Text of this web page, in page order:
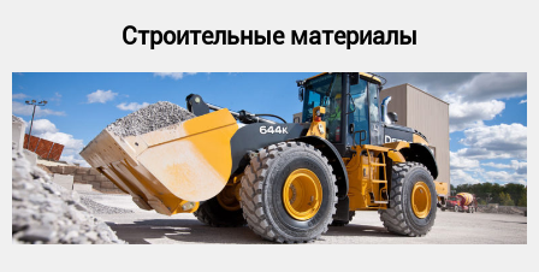
Строительные материалы